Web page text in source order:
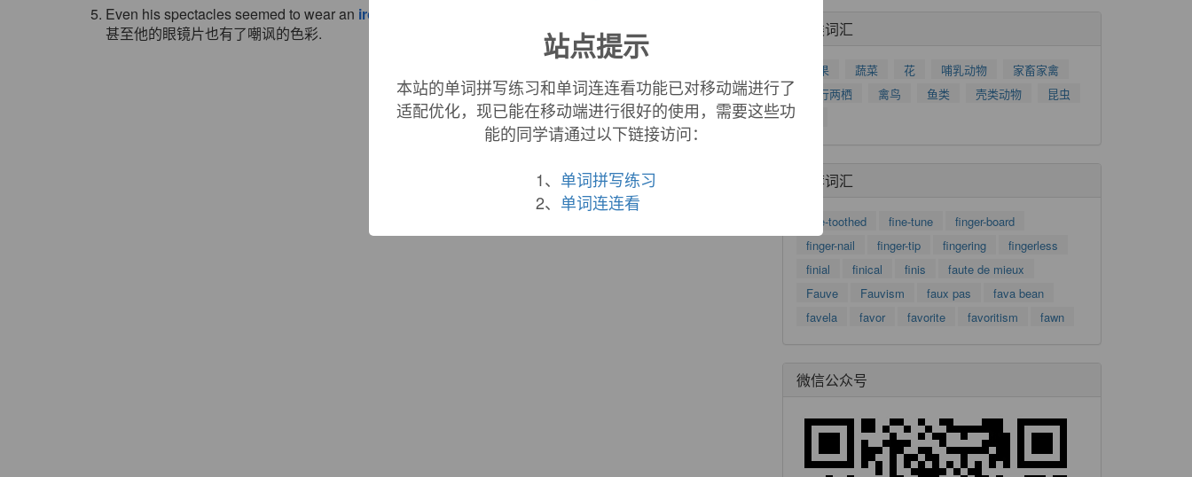
5. Even his spectacles seemed to wear an ironical
甚至他的眼镜片也有了嘲讽的色彩.
分类词汇
水果 蔬菜 花 哺乳动物
家畜家禽
爬行两栖
禽鸟 鱼类 壳类动物
昆虫
推荐词汇
fine-toothed fine-tune
finger-board
finger-nail
finger-tip fingering
fingerless
finial
finical finis
faute de mieux
Fauve
Fauvism faux pas
fava bean
favela
favor favorite favoritism fawn
微信公众号
站点提示
本站的单词拼写练习和单词连连看功能已对移动端进行了
适配优化，现已能在移动端进行很好的使用，需要这些功
能的同学请通过以下链接访问：
1、 单词拼写练习
2、 单词连连看